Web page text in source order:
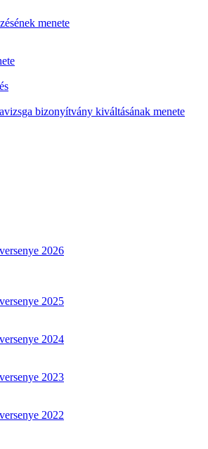
menete
bizonyítvány kiváltásának menete
2026
2025
2024
2023
2022